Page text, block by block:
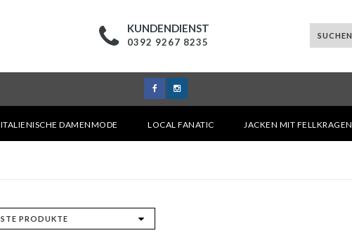
KUNDENDIENST
0392 9267 8235
ITALIENISCHE DAMENMODE LOCAL FANATIC JACKEN MIT FELLKRAGEN